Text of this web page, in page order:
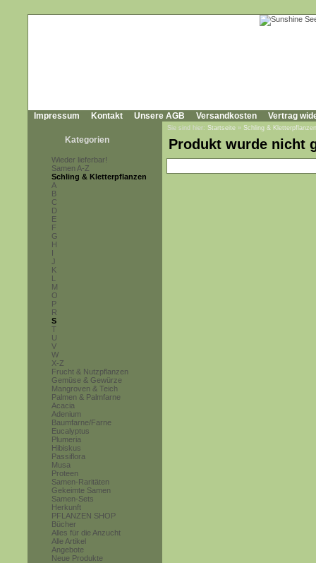
Impressum Kontakt Unsere AGB Versandkosten Vertrag
Kategorien
Wieder lieferbar!
Samen A-Z
Schling & Kletterpflanzen
A
B
C
D
E
F
G
H
I
J
K
L
M
O
P
R
S
T
U
V
W
X-Z
Frucht & Nutzpflanzen
Gemüse & Gewürze
Mangroven & Teich
Palmen & Palmfarne
Acacia
Adenium
Baumfarne/Farne
Eucalyptus
Plumeria
Hibiskus
Passiflora
Musa
Proteen
Samen-Raritäten
Gekeimte Samen
Samen-Sets
Herkunft
PFLANZEN SHOP
Bücher
Alles für die Anzucht
Alle Artikel
Angebote
Neue Produkte
Sie sind hier: Startseite » Schling & Kletterpflanzen
Produkt wurde nicht